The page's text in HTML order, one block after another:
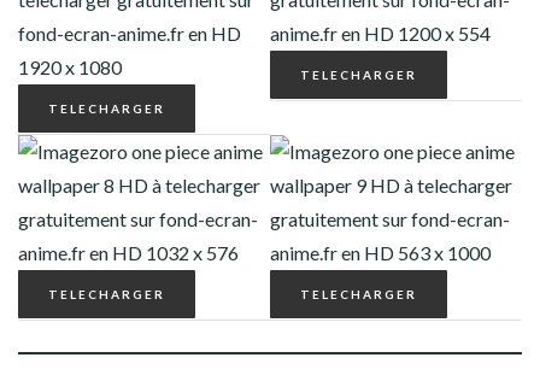
TELECHARGER
TELECHARGER
TELECHARGER TELECHARGER